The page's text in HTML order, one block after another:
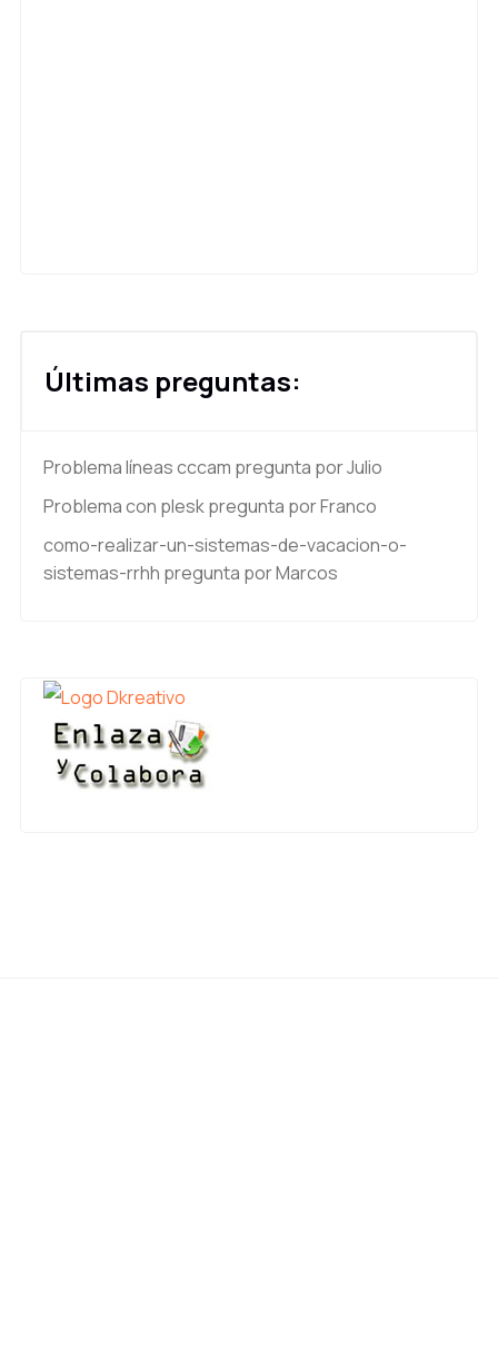
Últimas preguntas:
Problema líneas cccam pregunta por Julio
Problema con pleskpregunta por Franco
como-realizar-un-sistemas-de-vacacion-o-
sistemas-rrhh pregunta por Marcos